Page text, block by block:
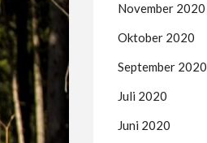
November 2020
Oktober 2020
September 2020
Juli 2020
Juni 2020